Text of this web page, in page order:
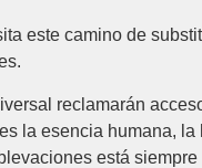
este camino de
reclamarán
la esencia humana,
está